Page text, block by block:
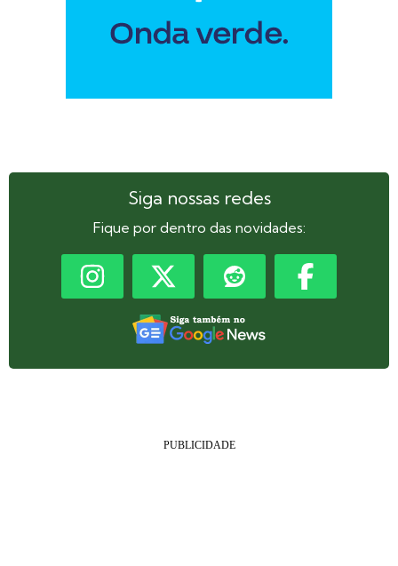
Siga nossas redes
Fique por dentro das novidades: